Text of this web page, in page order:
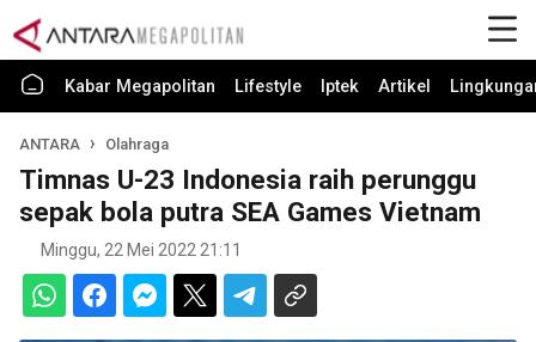
Kabar Megapolitan Lifestyle Iptek Artikel
ANTARA Olahraga
Timnas U-23 Indonesia raih perunggu
sepak bola putra SEA Games Vietnam
Minggu, 22 Mei 2022 21:11